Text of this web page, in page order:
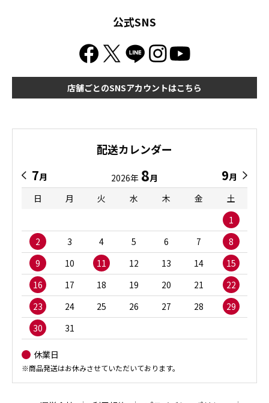
公式SNS
店舗ごとのSNSアカウントはこちら
配送カレンダー
7月 2026年 8月 9月
日
月 火 水 木 金
土
1
2
3 4 5 6 7
8
9
10 11 12 13 14
15
16
17 18 19 20 21
22
23
24 25 26 27 28
29
30
31
休業日
※商品発送はお休みさせていただいております。